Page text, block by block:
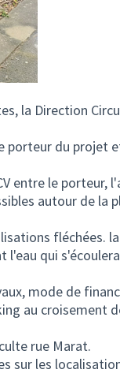
la Direction
porteur du projet
entre le porteur,
autour de la
fléchées. la
l'eau qui s'écoulera
mode de
au croisement
rue Marat.
sur les